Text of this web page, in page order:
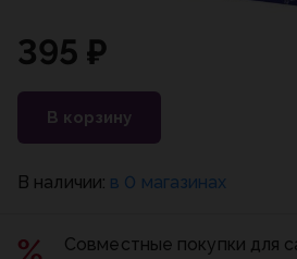
395 ₽
В корзину
В наличии: в 0 магазинах
Совместные покупки для